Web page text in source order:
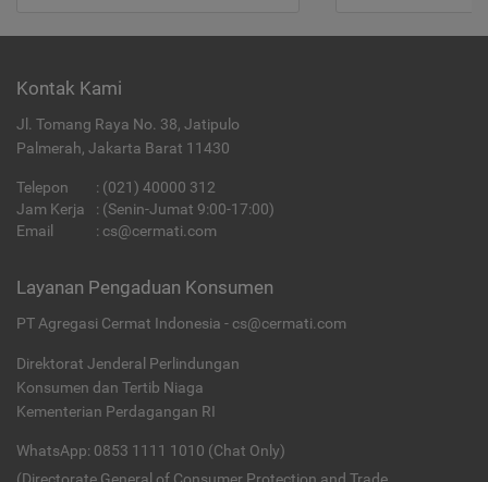
Kontak Kami
Jl. Tomang Raya No. 38, Jatipulo
Palmerah, Jakarta Barat 11430
Telepon : (021) 40000 312
Jam Kerja
: (Senin-Jumat 9:00-17:00)
Email
: cs@cermati.com
Layanan Pengaduan Konsumen
PT Agregasi Cermat Indonesia - cs@cermati.com
Direktorat Jenderal Perlindungan
Konsumen dan Tertib Niaga
Kementerian Perdagangan RI
WhatsApp: 0853 1111 1010 (Chat Only)